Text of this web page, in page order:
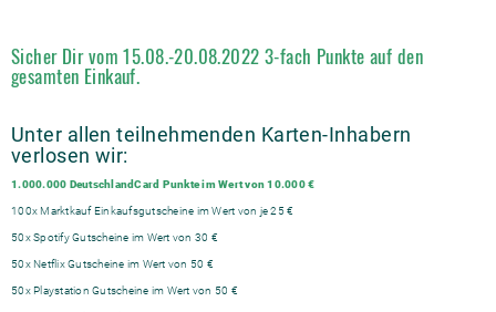
Sicher Dir vom 15.08.-20.08.2022 3-fach Punkte auf den
gesamten Einkauf.
Unter allen teilnehmenden Karten-Inhabern
verlosen wir:
1.000.000 DeutschlandCard Punkte im Wert von 10.000 €
100x Marktkauf Einkaufsgutscheine im Wert von je 25 €
50x Spotify Gutscheine im Wert von 30 €
50x Netflix Gutscheine im Wert von 50 €
50x Playstation Gutscheine im Wert von 50 €